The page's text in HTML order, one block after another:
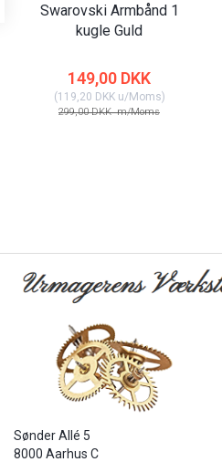
Swarovski Armbånd 1
kugle Guld
149,00 DKK
(119,20 DKKu/Moms)
299,00 DKKm/Moms
Sønder Allé 5
8000 Aarhus C